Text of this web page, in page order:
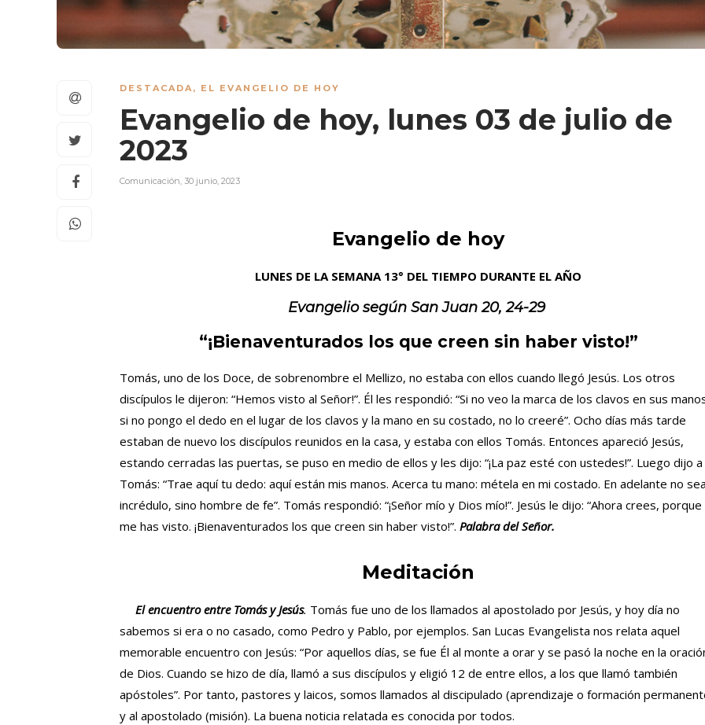
DESTACADA, EL EVANGELIO DE HOY
Evangelio de hoy, lunes 03 de julio de
2023
Comunicación, 30 junio, 2023
Evangelio de hoy
LUNES DE LA SEMANA 13° DEL TIEMPO DURANTE EL AÑO
Evangelio segúnSan Juan 20, 24-29
“¡Bienaventurados los que creen sin haber visto!”
Tomás, uno de los Doce, de sobrenombre el Mellizo, no estaba con ellos cuando llegó Jesús. Los otros
discípulos le dijeron: “Hemos visto al Señor!”. Él les respondió: “Si no veo la marca de los clavos en sus
si no pongo el dedo en el lugar de los clavos y la mano en su costado, no lo creeré”. Ocho días más tarde
estaban de nuevo los discípulos reunidos en la casa, y estaba con ellos Tomás. Entonces apareció Jesús,
estando cerradas las puertas, se puso en medio de ellos y les dijo: “¡La paz esté con ustedes!”. Luego dijo a
Tomás: “Trae aquí tu dedo: aquí están mis manos. Acerca tu mano: métela en mi costado. En adelante no
incrédulo, sino hombre de fe”. Tomás respondió: “¡Señor mío y Dios mío!”. Jesús le dijo: “Ahora crees, porque
me has visto. ¡Bienaventurados los que creen sin haber visto!”. Palabra del Señor.
Meditación
El encuentro entre Tomás y Jesús. Tomás fue uno de los llamados al apostolado por Jesús, y hoy día no
sabemos si era o no casado, como Pedro y Pablo, por ejemplos. San Lucas Evangelista nos relata aquel
memorable encuentro con Jesús: “Por aquellos días, se fue Él al monte a orar y se pasó la noche en la
de Dios. Cuando se hizo de día, llamó a sus discípulos y eligió 12 de entre ellos, a los que llamó también
apóstoles”. Por tanto, pastores y laicos, somos llamados al discipulado (aprendizaje o formación
y al apostolado (misión). La buena noticia relatada es conocida por todos.